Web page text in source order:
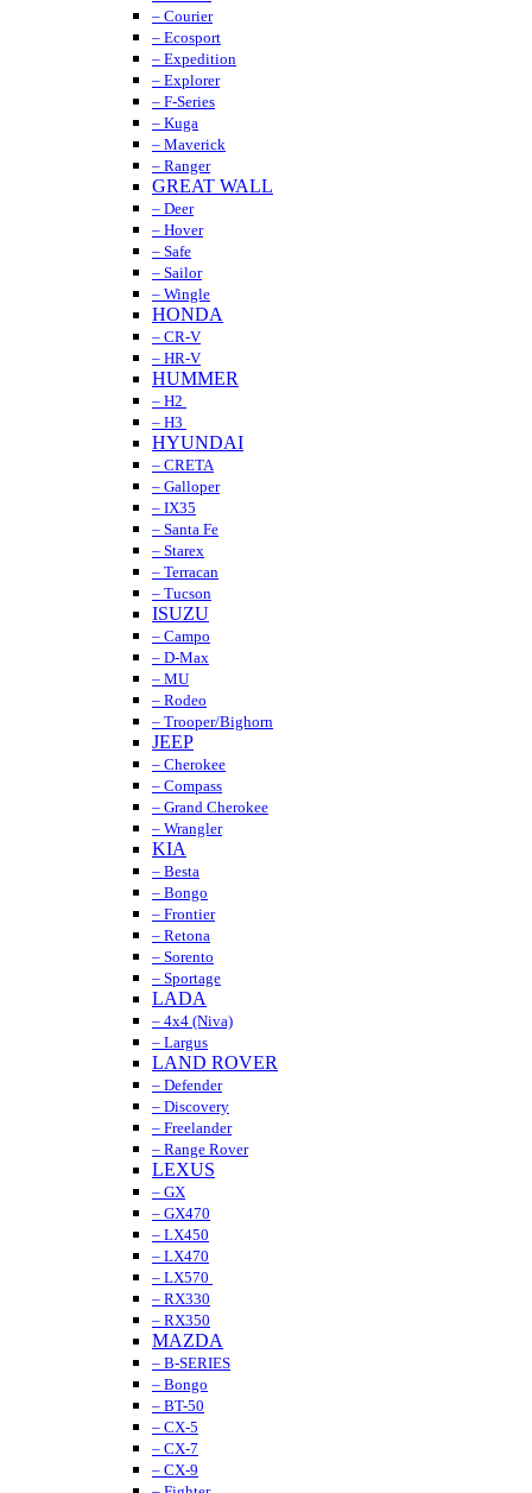
– Courier
– Ecosport
– Expedition
– Explorer
– F-Series
– Kuga
– Maverick
– Ranger
GREAT WALL
– Deer
– Hover
– Safe
– Sailor
– Wingle
HONDA
– CR-V
– HR-V
HUMMER
– H2
– H3
HYUNDAI
– CRETA
– Galloper
– IX35
– Santa Fe
– Starex
– Terracan
– Tucson
ISUZU
– Campo
– D-Max
– MU
– Rodeo
– Trooper/Bighorn
JEEP
– Cherokee
– Compass
– Grand Cherokee
– Wrangler
KIA
– Besta
– Bongo
– Frontier
– Retona
– Sorento
– Sportage
LADA
– 4x4 (Niva)
– Largus
LAND ROVER
– Defender
– Discovery
– Freelander
– Range Rover
LEXUS
– GX
– GX470
– LX450
– LX470
– LX570
– RX330
– RX350
MAZDA
– B-SERIES
– Bongo
– BT-50
– CX-5
– CX-7
– CX-9